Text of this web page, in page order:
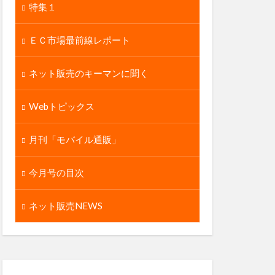
特集１
ＥＣ市場最前線レポート
ネット販売のキーマンに聞く
Webトピックス
月刊「モバイル通販」
今月号の目次
ネット販売NEWS